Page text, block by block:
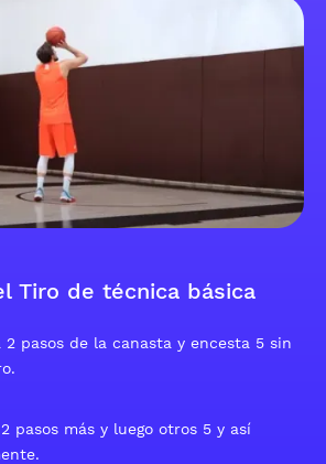
Tiro de técnica básica
2 pasos de la canasta y encesta 5 sin
pasos más y luego otros 5 y así